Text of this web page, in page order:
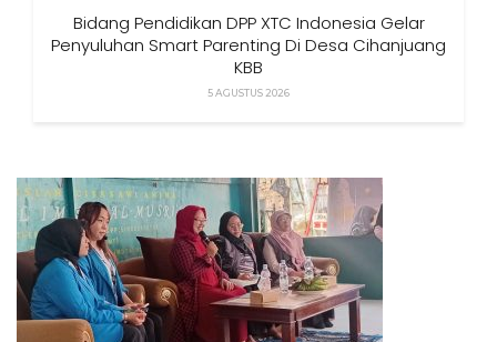
Bidang Pendidikan DPP XTC Indonesia Gelar
Penyuluhan Smart Parenting Di Desa Cihanjuang
KBB
5 AGUSTUS 2026